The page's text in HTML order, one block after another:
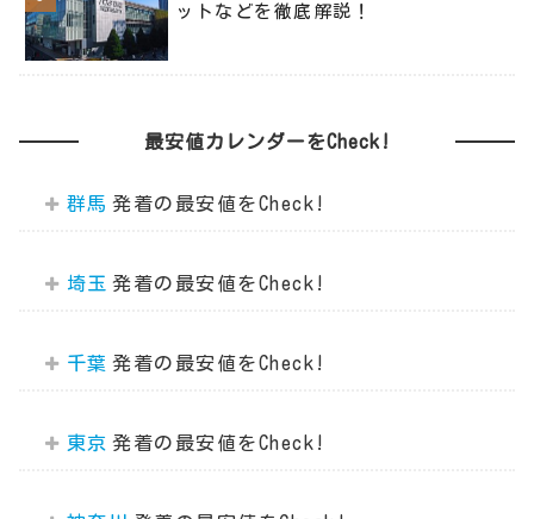
ットなどを徹底解説！
最安値カレンダーをCheck!
群馬
埼玉
千葉
東京